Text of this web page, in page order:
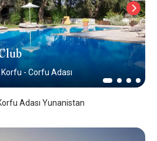
Korfu - Corfu Adası
Adası Yunanistan